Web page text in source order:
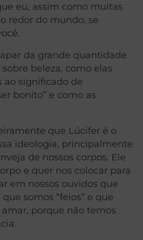
eu, assim como muitas
redor do mundo, se
da grande quantidade
beleza, como elas
ao significado de
bonito” e como as
que Lúcifer é o
ideologia, principalmente
de nossos corpos. Ele
e quer nos colocar para
em nossos ouvidos que
somos “feios” e que
porque não temos